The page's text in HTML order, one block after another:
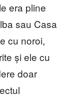
era pline
sau Casa
cu noroi,
și ele cu
doar